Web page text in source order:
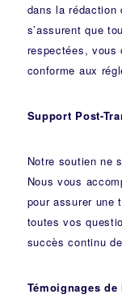
dans la
s’assurent que
respectées,
conforme aux
Support Post-
Notre soutien ne
Nous vous
pour assurer une
toutes vos
succès continu
Témoignages